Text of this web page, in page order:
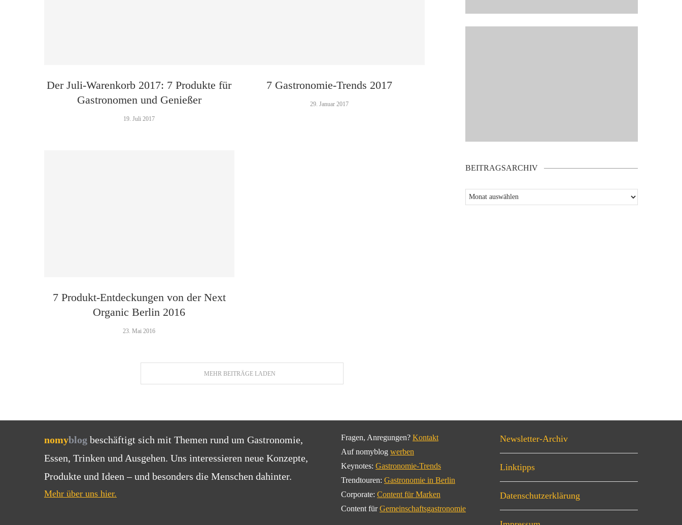
Der Juli-Warenkorb 2017: 7 Produkte für
Gastronomen und Genießer
19. Juli 2017
7 Gastronomie-Trends 2017
29. Januar 2017
7 Produkt-Entdeckungen von der Next
Organic Berlin 2016
23. Mai 2016
MEHR BEITRÄGE LADEN
BEITRAGSARCHIV
nomyblog beschäftigt sich mit Themen rund um Gastronomie,
Essen, Trinken und Ausgehen. Uns interessieren neue Konzepte,
Produkte und Ideen – und besonders die Menschen dahinter.
Mehr über uns hier.
Fragen, Anregungen? Kontakt
Auf nomyblog werben
Keynotes: Gastronomie-Trends
Trendtouren: Gastronomie in Berlin
Corporate: Content für Marken
Content fürGemeinschaftsgastronomie
Newsletter-Archiv
Linktipps
Datenschutzerklärung